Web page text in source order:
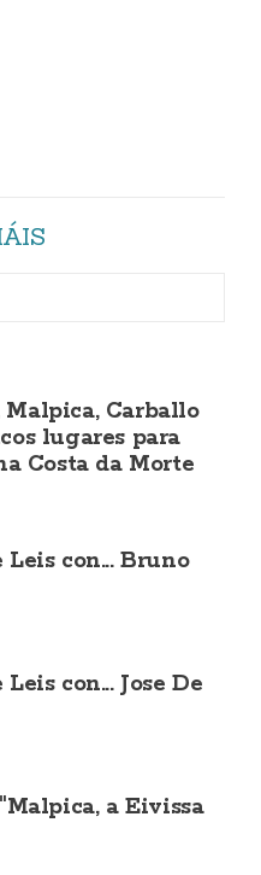
Malpica, Carballo
lugares para
Costa da Morte
con... Bruno
con... Jose De
a Eivissa